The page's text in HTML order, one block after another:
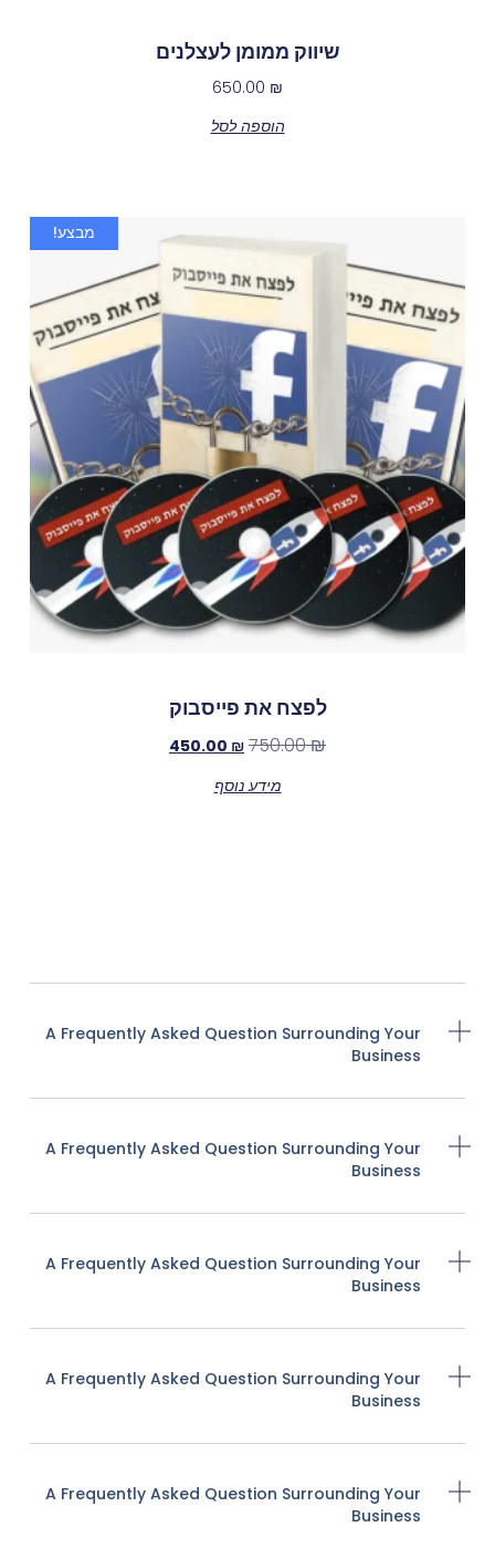
שיווק ממומן לעצלנים
650.00 ₪
הוספה לסל
מבצע!
לפצח את פייסבוק
750.00₪
450.00 ₪
מידע נוסף
A Frequently Asked Question Surrounding Your
Business
A Frequently Asked Question Surrounding Your
Business
A Frequently Asked Question Surrounding Your
Business
A Frequently Asked Question Surrounding Your
Business
A Frequently Asked Question Surrounding Your
Business